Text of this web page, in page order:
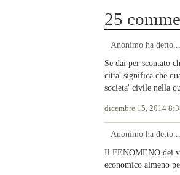
25
Anonimo ha detto...
Se dai per scontato
citta' significa che
societa' civile nella
dicembre 15, 2014
Anonimo ha detto...
Il FENOMENO dei
economico almeno